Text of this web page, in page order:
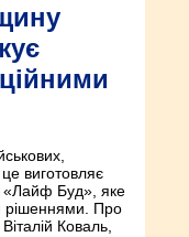
виготовляє
«Лайф Буд», яке
рішеннями. Про
Коваль,